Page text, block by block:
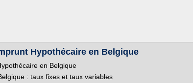
Hypothécaire en Belgique
en Belgique
: taux fixes et taux variables